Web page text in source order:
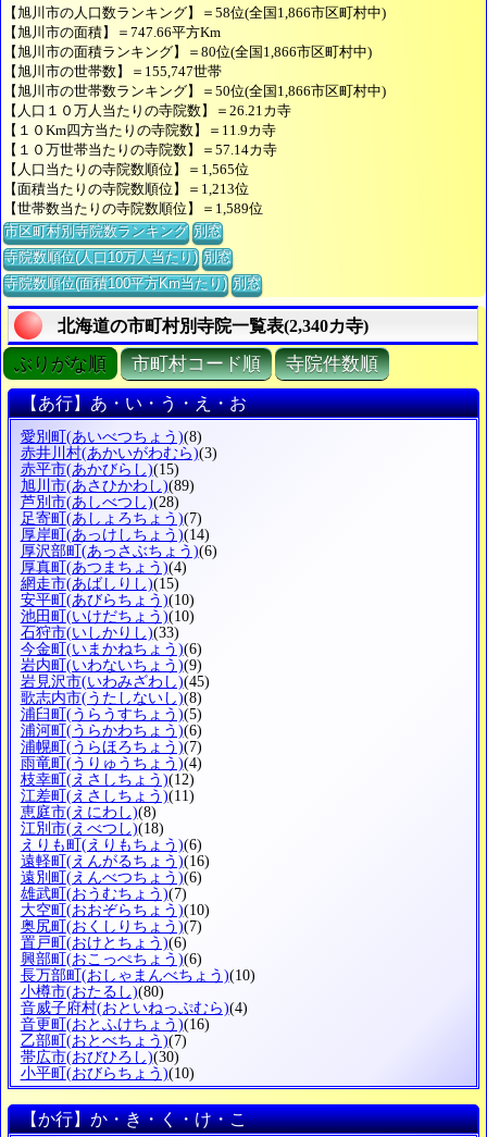
【旭川市の人口数ランキング】＝58位(全国1,866市区町村中)
【旭川市の面積】＝747.66平方Km
【旭川市の面積ランキング】＝80位(全国1,866市区町村中)
【旭川市の世帯数】＝155,747世帯
【旭川市の世帯数ランキング】＝50位(全国1,866市区町村中)
【人口１０万人当たりの寺院数】＝26.21カ寺
【１０Km四方当たりの寺院数】＝11.9カ寺
【１０万世帯当たりの寺院数】＝57.14カ寺
【人口当たりの寺院数順位】＝1,565位
【面積当たりの寺院数順位】＝1,213位
【世帯数当たりの寺院数順位】＝1,589位
市区町村別寺院数ランキング 別窓
寺院数順位(人口10万人当たり) 別窓
寺院数順位(面積100平方Km当たり) 別窓
北海道の市町村別寺院一覧表(2,340カ寺)
ぶりがな順 市町村コード順 寺院件数順
【あ行】あ・い・う・え・お
愛別町 (あいべつちょう)(8)
赤井川村(あかいがわむら)(3)
赤平市(あかびらし)(15)
旭川市(あさひかわし)(89)
芦別市(あしべつし)(28)
足寄町 (あしょろちょう)(7)
厚岸町 (あっけしちょう)(14)
厚沢部町 (あっさぶちょう)(6)
厚真町 (あつまちょう)(4)
網走市(あばしりし)(15)
安平町 (あびらちょう)(10)
池田町 (いけだちょう)(10)
石狩市(いしかりし)(33)
今金町 (いまかねちょう)(6)
岩内町 (いわないちょう)(9)
岩見沢市(いわみざわし)(45)
歌志内市(うたしないし)(8)
浦臼町 (うらうすちょう)(5)
浦河町 (うらかわちょう)(6)
浦幌町 (うらほろちょう)(7)
雨竜町 (うりゅうちょう)(4)
枝幸町 (えさしちょう)(12)
江差町 (えさしちょう)(11)
恵庭市(えにわし)(8)
江別市(えべつし)(18)
えりも町 (えりもちょう)(6)
遠軽町 (えんがるちょう)(16)
遠別町 (えんべつちょう)(6)
雄武町 (おうむちょう)(7)
大空町 (おおぞらちょう)(10)
奥尻町 (おくしりちょう)(7)
置戸町 (おけとちょう)(6)
興部町 (おこっぺちょう)(6)
長万部町 (おしゃまんべちょう)(10)
小樽市(おたるし)(80)
音威子府村(おといねっぷむら)(4)
音更町 (おとふけちょう)(16)
乙部町 (おとべちょう)(7)
帯広市(おびひろし)(30)
小平町 (おびらちょう)(10)
【か行】か・き・く・け・こ